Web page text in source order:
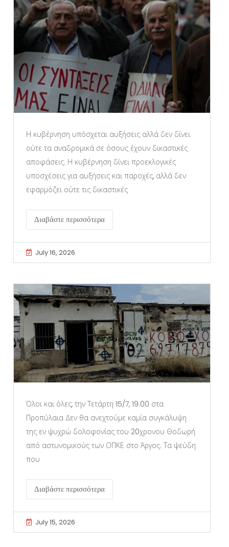
Η κυβέρνηση υπόσχεται αυξήσεις αλλά δεν δίνει
ούτε τα αναδρομικά σε όσους έχουν δικαστικές
αποφάσεις. Η κυβέρνηση δίνει προεκλογικές
υποσχέσεις για αυξήσεις και παροχές, αλλά δεν
εφαρμόζει ούτε τις δικαστικές
Διαβάστε περισσότερα
July 16, 2026
Όλοι και όλες, την Τετάρτη 15/7, 19.00 στα
Προπύλαια Δεν θα ανεχτούμε καμία συγκάλυψη
της εν ψυχρώ δολοφονίας του 20χρονου Θοδωρή
από αστυνομικούς των ΟΠΚΕ στο Άργος. Τα ψεύδη
που
Διαβάστε περισσότερα
July 15, 2026